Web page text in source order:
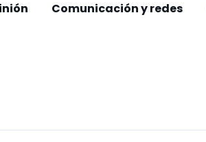
Comunicación y redes